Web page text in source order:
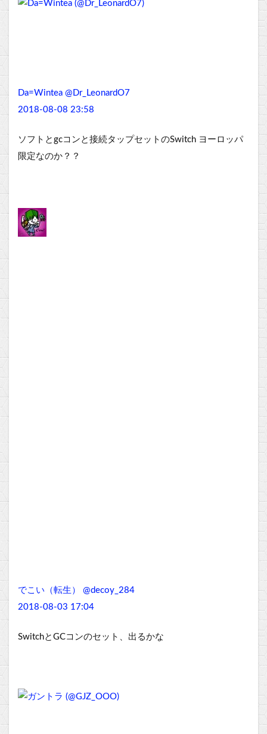
Da=Wintea @Dr_LeonardO7
2018-08-08 23:58
ソフトとgcコンと接続タップセットのSwitch ヨーロッパ
限定なのか？？
でこい（転生） @decoy_284
2018-08-03 17:04
SwitchとGCコンのセット、出るかな